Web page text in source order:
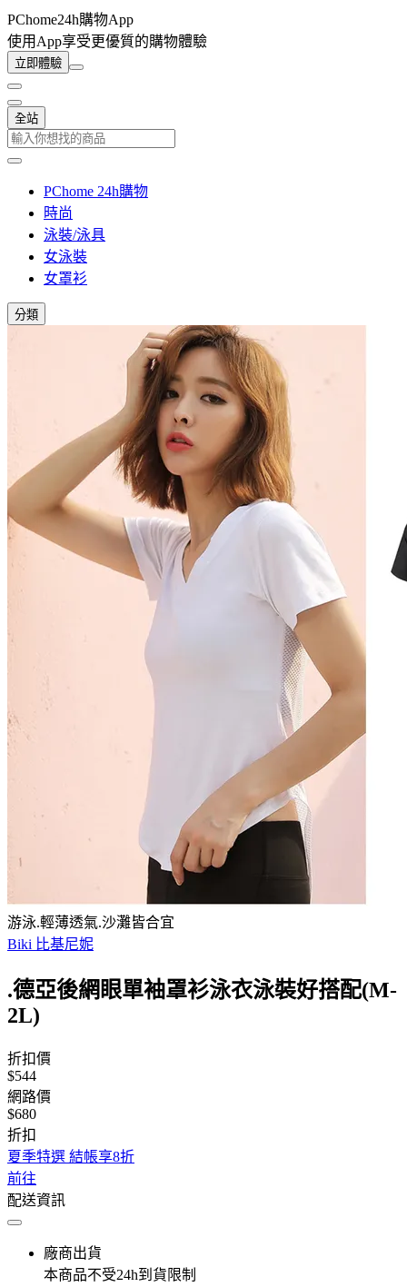
PChome24h購物App
使用App享受更優質的購物體驗
立即體驗
全站
PChome 24h購物
時尚
泳裝/泳具
女泳裝
女罩衫
分類
游泳.輕薄透氣.沙灘皆合宜
Biki 比基尼妮
.德亞後網眼單袖罩衫泳衣泳裝好搭配(M-
2L)
折扣價
$544
網路價
$680
折扣
夏季特選 結帳享8折
前往
配送資訊
廠商出貨
本商品不受24h到貨限制